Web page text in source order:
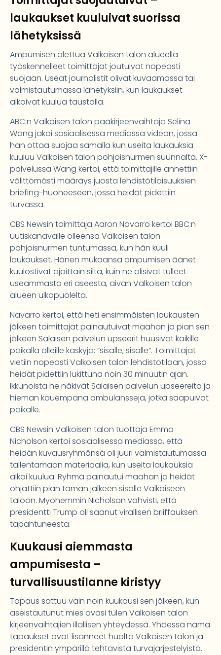
laukaukset kuuluivat suorissa
lähetyksissä
Ampumisen alettua Valkoisen talon alueella
työskennelleet toimittajat joutuivat nopeasti
suojaan. Useat journalistit olivat kuvaamassa tai
valmistautumassa lähetyksiin, kun laukaukset
alkoivat kuulua taustalla.
ABC:n Valkoisen talon pääkirjeenvaihtaja Selina
Wang jakoi sosiaalisessa mediassa videon, jossa
hän ottaa suojaa samalla kun useita laukauksia
kuuluu Valkoisen talon pohjoisnurmen suunnalta. X-
palvelussa Wang kertoi, että toimittajille annettiin
välittömästi määräys juosta lehdistötilaisuuksien
briefing-huoneeseen, jossa heidät pidettiin
turvassa.
CBS Newsin toimittaja Aaron Navarro kertoi BBC:n
uutiskanavalle olleensa Valkoisen talon
pohjoisnurmen tuntumassa, kun hän kuuli
laukaukset. Hänen mukaansa ampumisen äänet
kuulostivat ajoittain siltä, kuin ne olisivat tulleet
useammasta eri aseesta, aivan Valkoisen talon
alueen ulkopuolelta.
Navarro kertoi, että heti ensimmäisten laukausten
jälkeen toimittajat painautuivat maahan ja pian sen
jälkeen Salaisen palvelun upseerit huusivat kaikille
paikalla olleille käskyjä: ”sisälle, sisälle”. Toimittajat
vietiin nopeasti Valkoisen talon lehdistötilaan, jossa
heidät pidettiin lukittuna noin 30 minuutin ajan.
Ikkunoista he näkivät Salaisen palvelun upseereita ja
hieman kauempana ambulansseja, jotka saapuivat
paikalle.
CBS Newsin Valkoisen talon tuottaja Emma
Nicholson kertoi sosiaalisessa mediassa, että
heidän kuvausryhmänsä oli juuri valmistautumassa
tallentamaan materiaalia, kun useita laukauksia
alkoi kuulua. Ryhmä painautui maahan ja heidät
ohjattiin pian tämän jälkeen sisälle Valkoiseen
taloon. Myöhemmin Nicholson vahvisti, että
presidentti Trump oli saanut virallisen briiffauksen
tapahtuneesta.
Kuukausi aiemmasta
ampumisesta –
turvallisuustilanne kiristyy
Tapaus sattuu vain noin kuukausi sen jälkeen, kun
aseistautunut mies avasi tulen Valkoisen talon
kirjeenvaihtajien illallisen yhteydessä. Yhdessä nämä
tapaukset ovat lisänneet huolta Valkoisen talon ja
presidentin ympärillä tehtävistä turvajärjestelyistä.